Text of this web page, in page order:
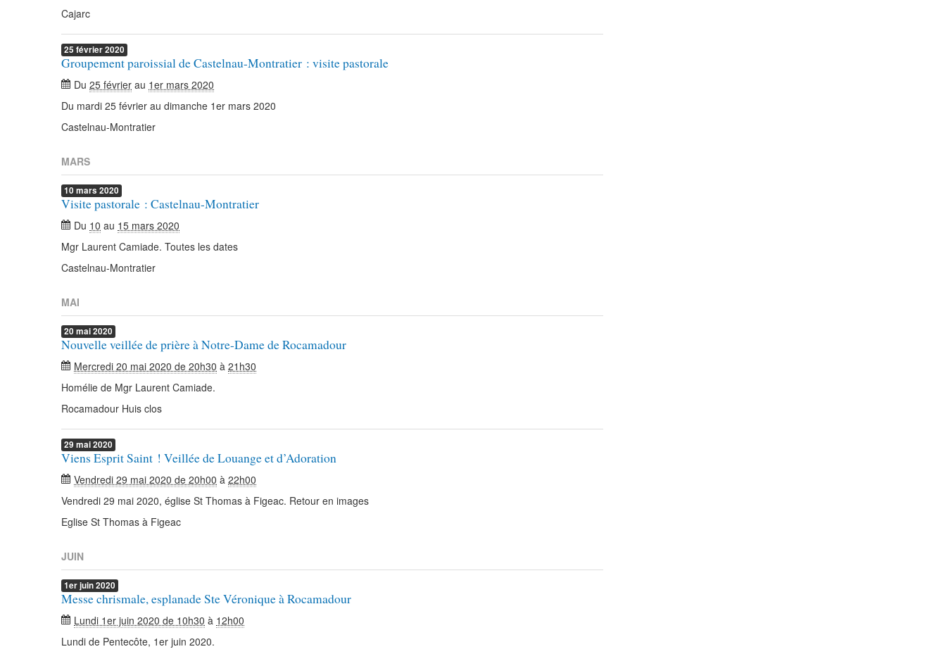
Cajarc
25 février2020
Groupement paroissial de Castelnau-Montratier : visite pastorale
Du 25 février au 1er mars 2020
Du mardi 25 février au dimanche 1er mars 2020
Castelnau-Montratier
MARS
10 mars 2020
Visite pastorale : Castelnau-Montratier
Du 10 au 15 mars 2020
Mgr Laurent Camiade. Toutes les dates
Castelnau-Montratier
MAI
20 mai2020
Nouvelle veillée de prière à Notre-Dame de Rocamadour
Mercredi 20 mai 2020 de 20h30 à 21h30
Homélie de Mgr Laurent Camiade.
Rocamadour Huis clos
29 mai2020
Viens Esprit Saint ! Veillée de Louange et d’Adoration
Vendredi 29 mai 2020 de 20h00 à 22h00
Vendredi 29 mai 2020, église St Thomas à Figeac. Retour en images
Eglise St Thomas à Figeac
JUIN
1erjuin2020
Messe chrismale, esplanade Ste Véronique à Rocamadour
Lundi 1er juin 2020 de 10h30 à 12h00
Lundi de Pentecôte, 1er juin 2020.